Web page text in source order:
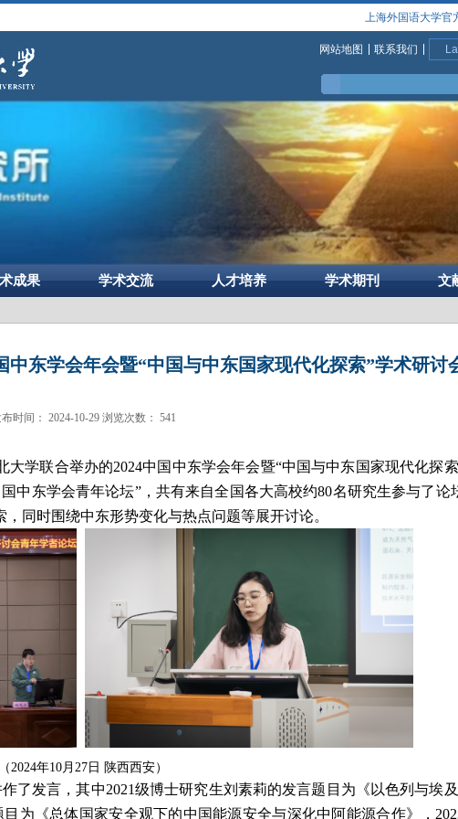
上海外国语大学官
网站地图 联系我们
成果 学术交流 人才培养 学术期刊 文
中东学会年会暨“中国与中东国家现代化探索”学术研讨
时间： 2024-10-29 浏览次数： 541
大学联合举办的2024中国中东学会年会暨“中国与中东国家现代化探索
中东学会青年论坛”，共有来自全国各大高校约80名研究生参与了论
同时围绕中东形势变化与热点问题等展开讨论。
（2024年10月 27 日 陕西西安）
了发言，其中2021级博士研究生刘素莉的发言题目为《以色列与埃及
为《总体国家安全观下的中国能源安全与深化中阿能源合作》，